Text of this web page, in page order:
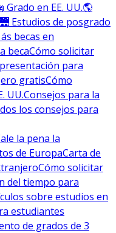
Grado en EE. UU.🌎
🌉 Estudios de posgrado
becas en
becaCómo solicitar
para
gratisCómo
UU.Consejos para la
los consejos para
la pena la
de EuropaCarta de
Cómo solicitar
del tiempo para
sobre estudios en
estudiantes
de grados de 3